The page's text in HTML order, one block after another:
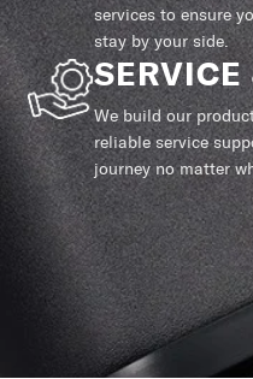
services to ensure
stay by your side.
We build our
reliable service
journey no matter